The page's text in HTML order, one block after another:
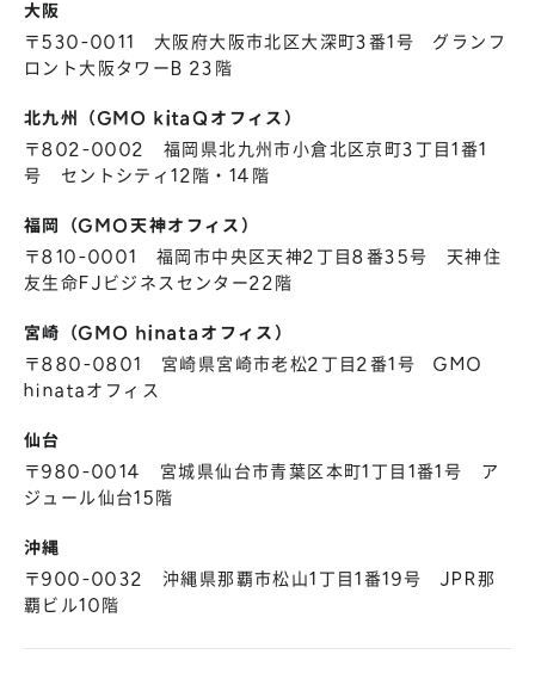
大阪
〒530-0011 大阪府大阪市北区大深町3番1号 グランフ
ロント大阪タワーB 23階
北九州（GMO kitaQオフィス）
〒802-0002 福岡県北九州市小倉北区京町3丁目1番1
号 セントシティ12階・14階
福岡（GMO天神オフィス）
〒810-0001 福岡市中央区天神2丁目8番35号 天神住
友生命FJビジネスセンター22階
宮崎（GMO hinataオフィス）
〒880-0801 宮崎県宮崎市老松2丁目2番1号 GMO
hinataオフィス
仙台
〒980-0014 宮城県仙台市青葉区本町1丁目1番1号 ア
ジュール仙台15階
沖縄
〒900-0032 沖縄県那覇市松山1丁目1番19号 JPR那
覇ビル10階